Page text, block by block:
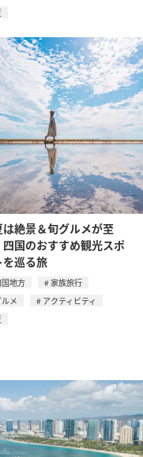
は絶景＆旬グルメが至
四国のおすすめ観光スポ
を巡る旅
国地方
家族旅行
メ
アクティビティ